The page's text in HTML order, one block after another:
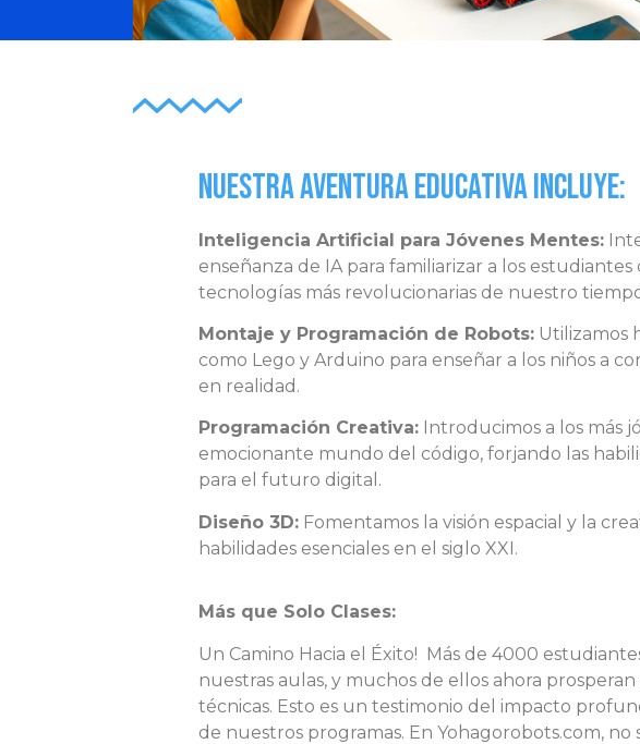
Nuestra Aventura Educativa Incluye:
Inteligencia Artificial para Jóvenes Mentes:
enseñanza de IA para familiarizar a los estudiantes
tecnologías más revolucionarias de nuestro
Montaje y Programación de Robots: Utilizamos
como Lego y Arduino para enseñar a los niños a
en realidad.
Programación Creativa: Introducimos a los más
emocionante mundo del código, forjando las
para el futuro digital.
Diseño 3D: Fomentamos la visión espacial y la
habilidades esenciales en el siglo XXI.
Más que Solo Clases:
Un Camino Hacia el Éxito! Más de 4000
nuestras aulas, y muchos de ellos ahora
técnicas. Esto es un testimonio del impacto
de nuestros programas. En Yohagorobots.com, no